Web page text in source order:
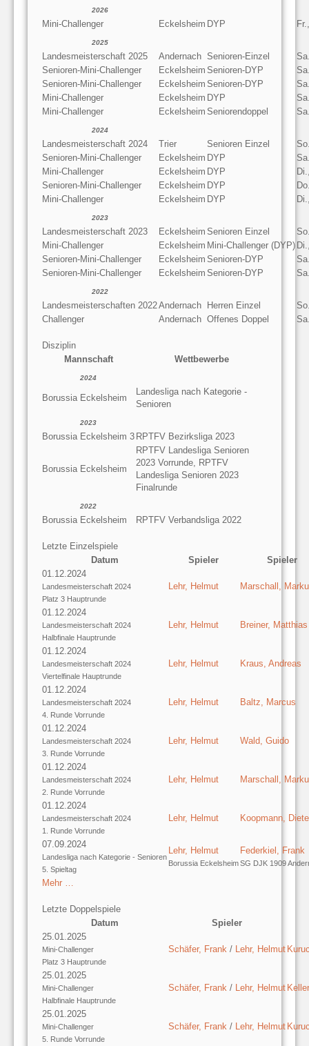
2026
Mini-Challenger Eckelsheim DYP
2025
Landesmeisterschaft 2025 Andernach Senioren-Einzel
Senioren-Mini-Challenger
Eckelsheim Senioren-DYP
Senioren-Mini-Challenger
Eckelsheim Senioren-DYP
Mini-Challenger
Eckelsheim DYP
Mini-Challenger
Eckelsheim Seniorendoppel
2024
Landesmeisterschaft 2024 Trier Senioren Einzel
Senioren-Mini-Challenger
Eckelsheim DYP
Mini-Challenger
Eckelsheim DYP
Senioren-Mini-Challenger
Eckelsheim DYP
Mini-Challenger
Eckelsheim DYP
2023
Landesmeisterschaft 2023 Eckelsheim Senioren Einzel
Mini-Challenger
Eckelsheim Mini-Challenger (DYP)
Senioren-Mini-Challenger
Eckelsheim Senioren-DYP
Senioren-Mini-Challenger
Eckelsheim Senioren-DYP
2022
Landesmeisterschaften 2022Andernach Herren Einzel
Challenger
Andernach Offenes Doppel
Disziplin
Mannschaft
Wettbewerbe
2024
Borussia Eckelsheim
Landesliga nach Kategorie -
Senioren
2023
Borussia Eckelsheim 3 RPTFV Bezirksliga 2023
Borussia Eckelsheim
RPTFV Landesliga Senioren
2023 Vorrunde, RPTFV
Landesliga Senioren 2023
Finalrunde
2022
Borussia Eckelsheim RPTFV Verbandsliga 2022
Letzte Einzelspiele
Datum
Spieler
Spieler
01.12.2024
Landesmeisterschaft 2024
Platz 3 Hauptrunde
Lehr, Helmut Marschall,
01.12.2024
Landesmeisterschaft 2024
Halbfinale Hauptrunde
Lehr, Helmut Breiner, Matthias
01.12.2024
Landesmeisterschaft 2024
Viertelfinale Hauptrunde
Lehr, Helmut Kraus, Andreas
01.12.2024
Landesmeisterschaft 2024
4. Runde Vorrunde
Lehr, Helmut Baltz, Marcus
01.12.2024
Landesmeisterschaft 2024
3. Runde Vorrunde
Lehr, Helmut Wald, Guido
01.12.2024
Landesmeisterschaft 2024
2. Runde Vorrunde
Lehr, Helmut Marschall,
01.12.2024
Landesmeisterschaft 2024
1. Runde Vorrunde
Lehr, Helmut Koopmann,
07.09.2024
Landesliga nach Kategorie - Senioren
5. Spieltag
Lehr, Helmut
Borussia Eckelsheim
Federkiel, Frank
SG DJK 1909
Mehr …
Letzte Doppelspiele
Datum
Spieler
25.01.2025
Mini-Challenger
Platz 3 Hauptrunde
Schäfer, Frank / Lehr, Helmut
25.01.2025
Mini-Challenger
Halbfinale Hauptrunde
Schäfer, Frank / Lehr, Helmut
25.01.2025
Mini-Challenger
5. Runde Vorrunde
Schäfer, Frank / Lehr, Helmut